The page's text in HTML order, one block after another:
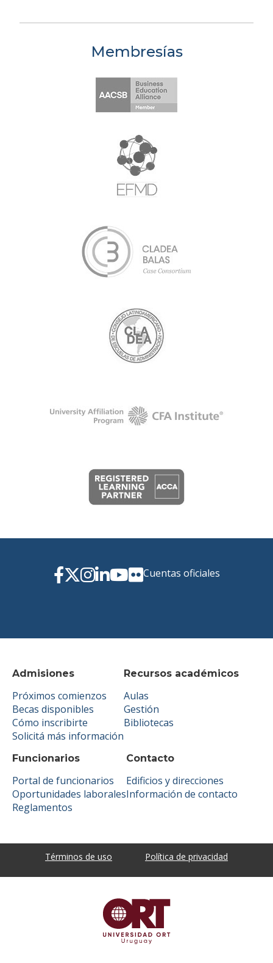
Membresías
Admisiones
Próximos comienzos
Becas disponibles
Cómo inscribirte
Solicitá más información
Recursos académicos
Aulas
Gestión
Bibliotecas
Funcionarios
Portal de funcionarios
Oportunidades laborales
Reglamentos
Contacto
Edificios y direcciones
Información de contacto
Cuentas oficiales
Términos de uso Política de privacidad